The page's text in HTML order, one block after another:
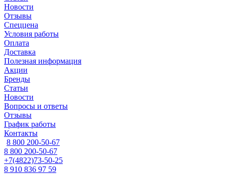
Новости
Отзывы
Спеццена
Условия работы
Оплата
Доставка
Полезная информация
Акции
Бренды
Статьи
Новости
Вопросы и ответы
Отзывы
График работы
Контакты
8 800 200-50-67
8 800 200-50-67
+7(4822)73-50-25
8 910 836 97 59